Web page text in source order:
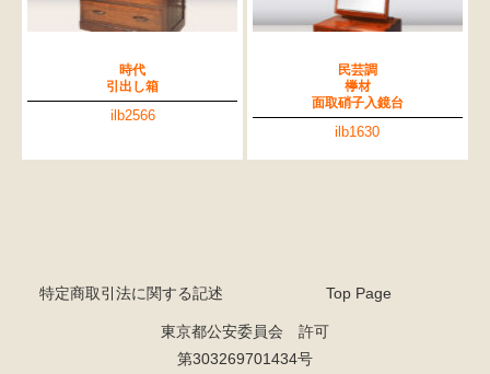
時代
引出し箱
ilb2566
民芸調
﨔材
面取硝子入鏡台
ilb1630
特定商取引法に関する記述 Top Page
東京都公安委員会 許可
第303269701434号